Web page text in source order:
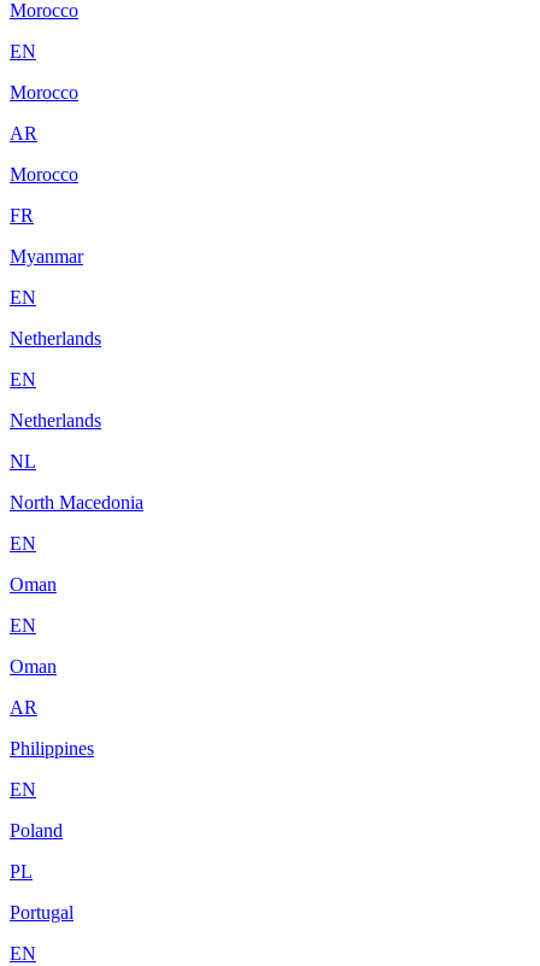
Morocco
EN
Morocco
AR
Morocco
FR
Myanmar
EN
Netherlands
EN
Netherlands
NL
North Macedonia
EN
Oman
EN
Oman
AR
Philippines
EN
Poland
PL
Portugal
EN